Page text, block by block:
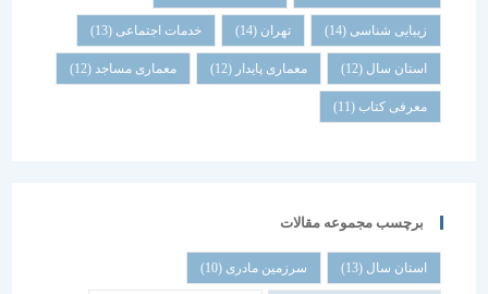
زیبایی شناسی (14) تهران خدمات اجتماعی (13)
استان سال(12) معماری پایدار (12) معماری مساجد(12)
معرفی کتاب(11)
برچسب مجموعه مقالات
استان سال(13) سرزمین مادری(10)